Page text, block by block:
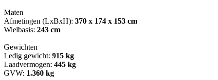
Maten
Afmetingen (LxBxH): 370 x 174 x 153 cm
Wielbasis: 243 cm
Gewichten
Ledig gewicht: 915 kg
Laadvermogen: 445 kg
GVW: 1.360 kg